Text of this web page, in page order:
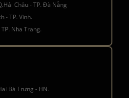
Châu - TP. Đà Nẵng
- TP. Vinh.
Nha Trang.
Bà Trưng - HN.